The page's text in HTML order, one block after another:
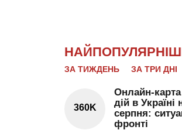
ЗА ТИЖДЕНЬ ЗА ТРИ ДНІ
360K
Онлайн-
дій в Україні
серпня:
фронті